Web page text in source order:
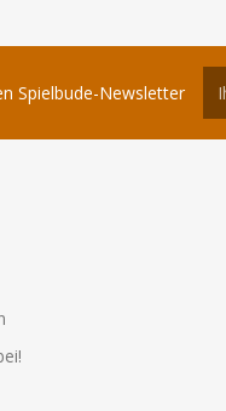
Spielbude-Newsletter